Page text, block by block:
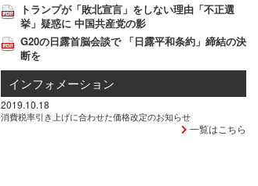
トランプが「敗北宣言」をしない理由「不正選
挙」疑惑に 中国共産党の影
G20の日露首脳会談で 「日露平和条約」締結の決
断を
インフォメーション
2019.10.18
消費税率引き上げに合わせた価格改定のお知らせ
一覧はこちら